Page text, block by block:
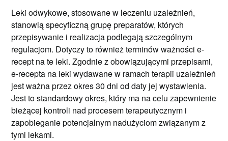
Leki odwykowe, stosowane w leczeniu uzależnień,
stanowią specyficzną grupę preparatów, których
przepisywanie i realizacja podlegają szczególnym
regulacjom. Dotyczy to również terminów ważności e-
recept na te leki. Zgodnie z obowiązującymi przepisami,
e-recepta na leki wydawane w ramach terapii uzależnień
jest ważna przez okres 30 dni od daty jej wystawienia.
Jest to standardowy okres, który ma na celu zapewnienie
bieżącej kontroli nad procesem terapeutycznym i
zapobieganie potencjalnym nadużyciom związanym z
tymi lekami.